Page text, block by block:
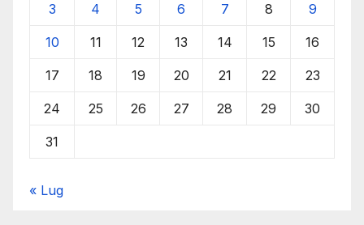
3 4 5 6 7 8 9
10 11 12 13 14 15 16
17 18 19 20 21 22 23
24 25 26 27 28 29 30
31
« Lug